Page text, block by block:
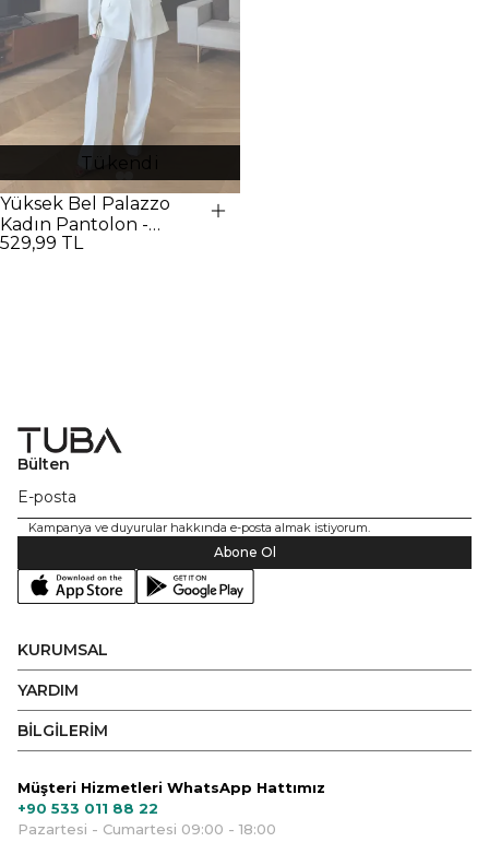
Tükendi
Yüksek Bel Palazzo
Kadın Pantolon -
Beyaz
529,99 TL
Bülten
Kampanya ve duyurular hakkında e-posta almak istiyorum.
Abone Ol
KURUMSAL
YARDIM
BİLGİLERİM
Müşteri Hizmetleri WhatsApp Hattımız
+90 533 011 88 22
Pazartesi - Cumartesi 09:00 - 18:00